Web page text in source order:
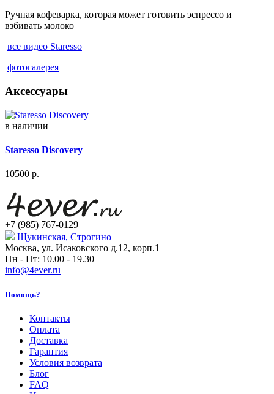
Ручная кофеварка, которая может готовить эспрессо и
взбивать молоко
все видео Staresso
фотогалерея
Аксессуары
в наличии
Staresso Discovery
10500 р.
+7 (985) 767-0129
Щукинская, Строгино
Москва, ул. Исаковского д.12, корп.1
Пн - Пт: 10.00 - 19.30
info@4ever.ru
Помощь?
Контакты
Оплата
Доставка
Гарантия
Условия возврата
Блог
FAQ